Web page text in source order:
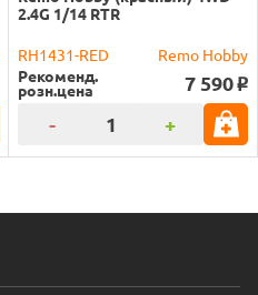
2.4G 1/14 RTR
RH1431-RED
Remo Hobby
Рекоменд.
розн.цена 7 590 o
- +